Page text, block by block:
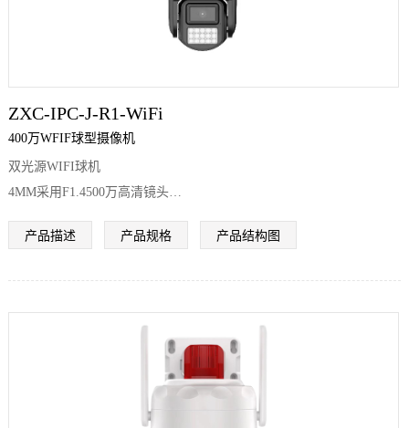
ZXC-IPC-J-R1-WiFi
400万WFIF球型摄像机
双光源WIFI球机
4MM采用F1.4500万高清镜头
500万高清镜头
产品描述 产品规格 产品结构图